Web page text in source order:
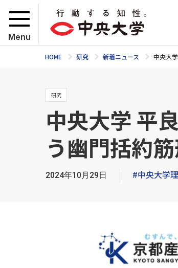
Menu
HOME 研究 新着ニュース 中央大
研究
中央大学 平
う幽門括約
2024年10月29日 #中央大学